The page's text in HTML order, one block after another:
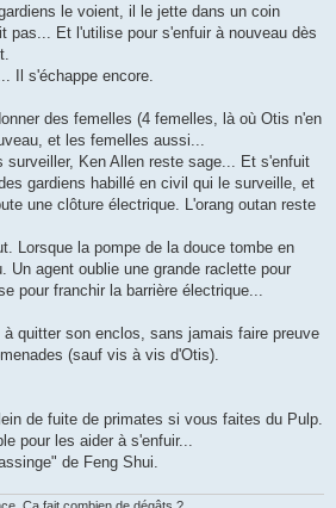
le voient, il le jette dans un coin
pas... Et l'utilise pour s'enfuir à nouveau dès
Il s'échappe encore.
des femelles (4 femelles, là où Otis n'en
et les femelles aussi...
surveiller, Ken Allen reste sage... Et s'enfuit
gardiens habillé en civil qui le surveille, et
une clôture électrique. L'orang outan reste
Lorsque la pompe de la douce tombe en
Un agent oublie une grande raclette pour
pour franchir la barrière électrique...
quitter son enclos, sans jamais faire preuve
(sauf vis à vis d'Otis).
de fuite de primates si vous faites du Pulp.
pour les aider à s'enfuir...
de Feng Shui.